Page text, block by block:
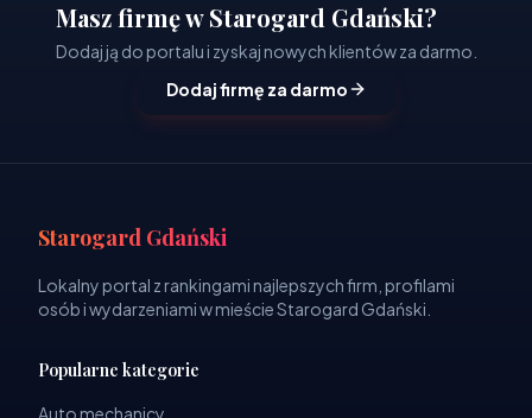
Masz firmę w Starogard Gdański?
Dodaj ją do portalu i zyskaj nowych klientów za darmo.
Dodaj firmę za darmo
Starogard Gdański
Lokalny portal z rankingami najlepszych firm, profilami
osób i wydarzeniami w mieście Starogard Gdański.
Popularne kategorie
Auto mechanicy